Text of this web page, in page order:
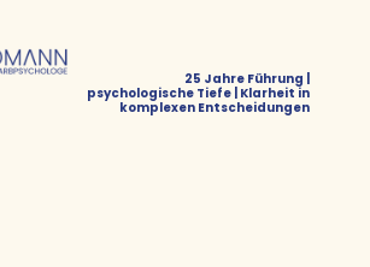
25 Jahre Führung |
psychologische Tiefe | Klarheit in
komplexen Entscheidungen